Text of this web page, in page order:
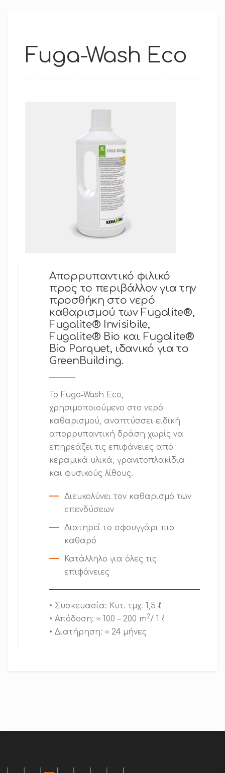
Fuga-Wash Eco
Απορρυπαντικό φιλικό
προς το περιβάλλον για την
προσθήκη στο νερό
καθαρισμού των Fugalite®,
Fugalite® Invisibile,
Fugalite® Bio και Fugalite®
Bio Parquet, ιδανικό για το
GreenBuilding.
Το Fuga‑Wash Eco,
χρησιμοποιούμενο στο νερό
καθαρισμού, αναπτύσσει ειδική
απορρυπαντική δράση χωρίς να
επηρεάζει τις επιφάνειες από
κεραμικά υλικά, γρανιτοπλακίδια
και φυσικούς λίθους.
Διευκολύνει τον καθαρισμό των
επενδύσεων
Διατηρεί το σφουγγάρι πιο
καθαρό
Κατάλληλο για όλες τις
επιφάνειες
• Συσκευασία: Κυτ. τμχ. 1,5 ℓ
• Απόδοση: ≈ 100 – 200 m2/ 1 ℓ
• Διατήρηση: ≈ 24 μήνες